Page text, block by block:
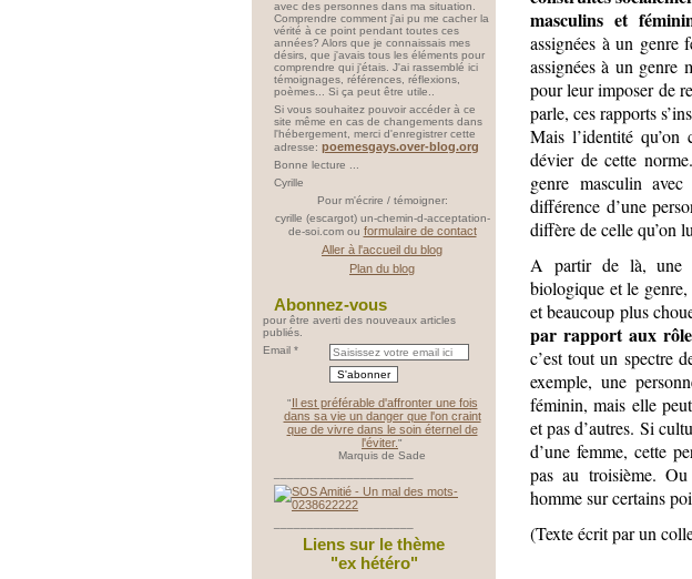
avec des personnes dans ma situation.
Comprendre comment j'ai pu me cacher la
vérité à ce point pendant toutes ces
années? Alors que je connaissais mes
désirs, que j'avais tous les éléments pour
comprendre qui j'étais. J'ai rassemblé ici
témoignages, références, réflexions,
poèmes... Si ça peut être utile..
Si vous souhaitez pouvoir accéder à ce
site même en cas de changements dans
l'hébergement, merci d'enregistrer cette
adresse: poemesgays.over-blog.org
Bonne lecture ...
Cyrille
Pour m'écrire / témoigner:
cyrille (escargot) un-chemin-d-acceptation-
de-soi.com ou formulaire de contact
Aller à l'accueil du blog
Plan du blog
Abonnez-vous
pour être averti des nouveaux articles
publiés.
Email
"Il est préférable d'affronter une fois
dans sa vie un danger que l'on craint
que de vivre dans le soin éternel de
l'éviter."
Marquis de Sade
Liens sur le thème
"ex hétéro"
masculins et
assignées à un genre
assignées à un genre
pour leur imposerde
parle, ces rapports
Mais l’identité
dévier de cette
genre masculin
différence d’une
diffère de celle qu’on
A partir de là, une
biologique et le
et beaucoup plus
par rapport aux
c’est tout un spectre
exemple, une
féminin, mais elle
et pas d’autres. Si
d’une femme, cette
pas au troisième.
homme sur certains
(Texte écrit par un